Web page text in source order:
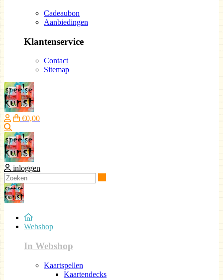
Cadeaubon
Aanbiedingen
Klantenservice
Contact
Sitemap
€0,00
inloggen
Webshop
In Webshop
Kaartspellen
Kaartendecks